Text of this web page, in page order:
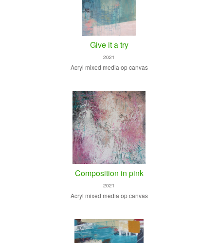
Give it a try
2021
Acryl mixed media op canvas
Composition in pink
2021
Acryl mixed media op canvas